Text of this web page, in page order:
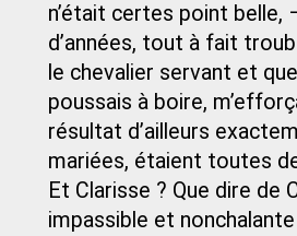
n’était certes point belle,
d’années, tout à fait
le chevalier servant et
poussais à boire,
résultat d’ailleurs
mariées, étaient toutes
Et Clarisse ? Que dire de
impassible et